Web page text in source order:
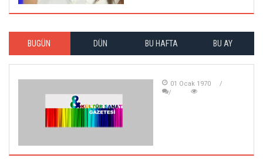
BUGÜN DÜN BU HAFTA BU AY
01 Ocak 1970